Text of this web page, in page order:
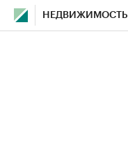
НЕДВИЖИМОСТЬ